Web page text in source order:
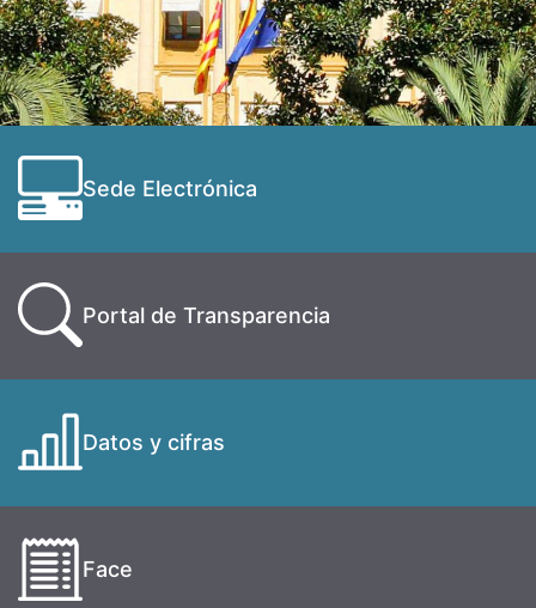
Sede Electrónica
Portal de Transparencia
Datos y cifras
Face